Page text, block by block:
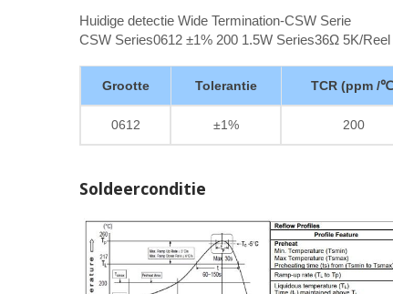
Huidige detectie Wide Termination-CSW Serie
CSW Series0612 ±1% 200 1.5W Series36Ω 5K/Reel
Grootte Tolerantie TCR (ppm /
0612 ±1% 200
Soldeerconditie